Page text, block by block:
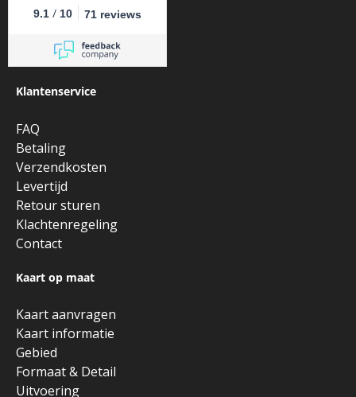
9.1 / 10 71 reviews
Klantenservice
FAQ
Betaling
Verzendkosten
Levertijd
Retour sturen
Klachtenregeling
Contact
Kaart op maat
Kaart aanvragen
Kaart informatie
Gebied
Formaat & Detail
Uitvoering